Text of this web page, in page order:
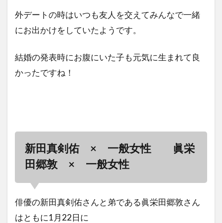
外デートの時はいつも友人を交えてみんなで一緒
にお出かけをしていたようです。
結婚の発表時にお腹にいた子も元気に生まれて良
かったですね！
新田真剣佑 × 一般女性 眞栄
田郷敦 × 一般女性
俳優の新田真剣佑さんと弟である眞栄田郷敦さん
はともに1月22日に